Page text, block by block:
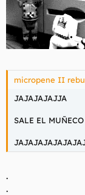
micropene II
JAJAJAJAJJA
SALE EL
.
.